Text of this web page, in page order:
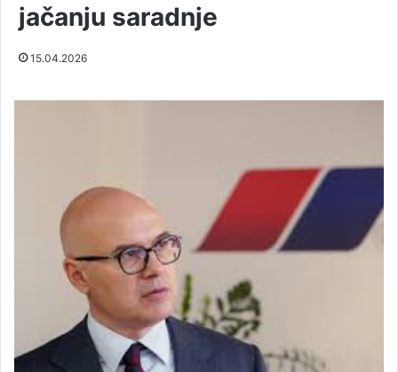
jačanju saradnje
15.04.2026